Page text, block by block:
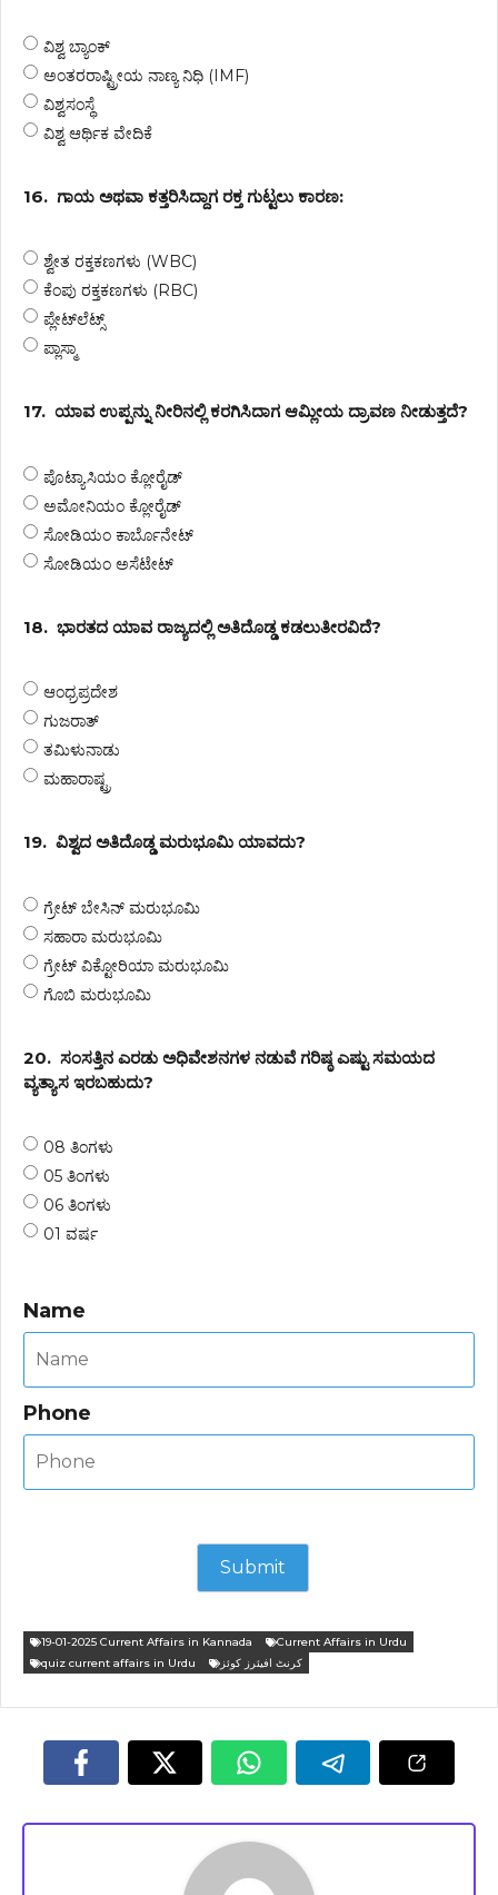
ವಿಶ್ವ ಬ್ಯಾಂಕ್
ಅಂತರರಾಷ್ಟ್ರೀಯ ನಾಣ್ಯ ನಿಧಿ (IMF)
ವಿಶ್ವಸಂಸ್ಥೆ
ವಿಶ್ವ ಆರ್ಥಿಕ ವೇದಿಕೆ
16. ಗಾಯ ಅಥವಾ ಕತ್ತರಿಸಿದ್ದಾಗ ರಕ್ತ ಗುಟ್ಟಲು ಕಾರಣ:
ಶ್ವೇತ ರಕ್ತಕಣಗಳು (WBC)
ಕೆಂಪು ರಕ್ತಕಣಗಳು (RBC)
ಪ್ಲೇಟ್‌ಲೆಟ್ಸ್
ಪ್ಲಾಸ್ಮಾ
17. ಯಾವ ಉಪ್ಪನ್ನು ನೀರಿನಲ್ಲಿ ಕರಗಿಸಿದಾಗ ಆಮ್ಲೀಯ ದ್ರಾವಣ ನೀಡುತ್ತದೆ?
ಪೊಟ್ಯಾಸಿಯಂ ಕ್ಲೋರೈಡ್
ಅಮೋನಿಯಂ ಕ್ಲೋರೈಡ್
ಸೋಡಿಯಂ ಕಾರ್ಬೊನೇಟ್
ಸೋಡಿಯಂ ಅಸೆಟೇಟ್
18. ಭಾರತದ ಯಾವ ರಾಜ್ಯದಲ್ಲಿ ಅತಿದೊಡ್ಡ ಕಡಲುತೀರವಿದೆ?
ಆಂಧ್ರಪ್ರದೇಶ
ಗುಜರಾತ್
ತಮಿಳುನಾಡು
ಮಹಾರಾಷ್ಟ್ರ
19. ವಿಶ್ವದ ಅತಿದೊಡ್ಡ ಮರುಭೂಮಿ ಯಾವದು?
ಗ್ರೇಟ್ ಬೇಸಿನ್ ಮರುಭೂಮಿ
ಸಹಾರಾ ಮರುಭೂಮಿ
ಗ್ರೇಟ್ ವಿಕ್ಟೋರಿಯಾ ಮರುಭೂಮಿ
ಗೊಬಿ ಮರುಭೂಮಿ
20. ಸಂಸತ್ತಿನ ಎರಡು ಅಧಿವೇಶನಗಳ ನಡುವೆ ಗರಿಷ್ಠ ಎಷ್ಟು ಸಮಯದ
ವ್ಯತ್ಯಾಸ ಇರಬಹುದು?
08 ತಿಂಗಳು
05 ತಿಂಗಳು
06 ತಿಂಗಳು
01 ವರ್ಷ
Name
Phone
19-01-2025 Current Affairs in Kannada
Current Affairs in Urdu
quiz current affairs in Urdu
کرنٹ افیئرز کوئز